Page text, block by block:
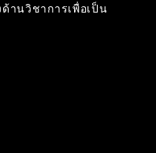
านวิชาการเพื่อเป็น